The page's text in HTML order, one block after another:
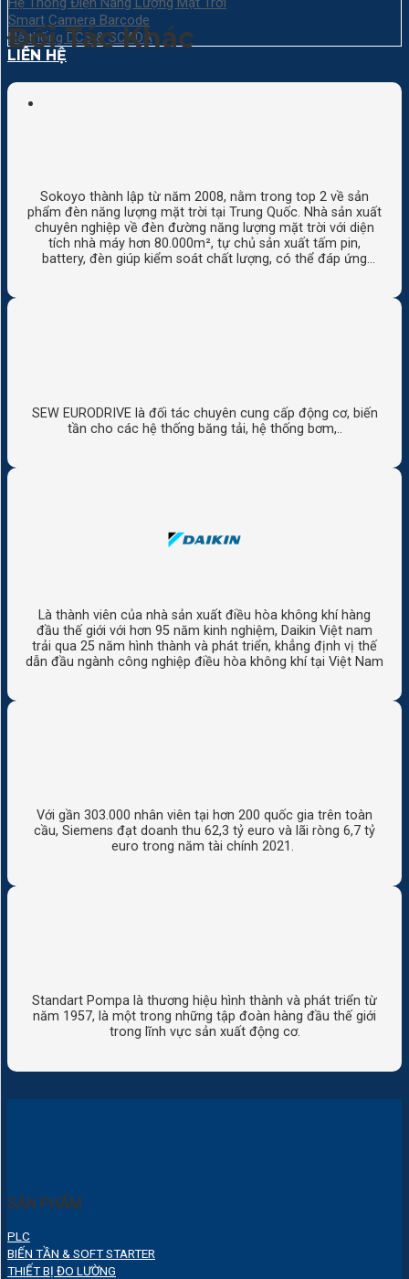
Smart Camera Barcode
Hệ thống DCS & SCADA
LIÊN HỆ
Đối Tác Khác
Sokoyo thành lập từ năm 2008, nằm trong top 2 về sản
phẩm đèn năng lượng mặt trời tại Trung Quốc. Nhà sản xuất
chuyên nghiệp về đèn đường năng lượng mặt trời với diện
tích nhà máy hơn 80.000m², tự chủ sản xuất tấm pin,
battery, đèn giúp kiểm soát chất lượng, có thể đáp ứng
SEW EURODRIVE là đối tác chuyên cung cấp động cơ, biến
tần cho các hệ thống băng tải, hệ thống bơm,..
Là thành viên của nhà sản xuất điều hòa không khí hàng
đầu thế giới với hơn 95 năm kinh nghiệm, Daikin Việt nam
trải qua 25 năm hình thành và phát triển, khẳng định vị thế
dẫn đầu ngành công nghiệp điều hòa không khí tại Việt Nam
Với gần 303.000 nhân viên tại hơn 200 quốc gia trên toàn
cầu, Siemens đạt doanh thu 62,3 tỷ euro và lãi ròng 6,7 tỷ
euro trong năm tài chính 2021.
Standart Pompa là thương hiệu hình thành và phát triển từ
năm 1957, là một trong những tập đoàn hàng đầu thế giới
trong lĩnh vực sản xuất động cơ.
SẢN PHẨM
PLC
BIẾN TẦN & SOFT STARTER
THIẾT BỊ ĐO LƯỜNG